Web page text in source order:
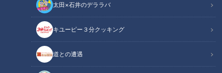
太田×石井のデララバ
キユーピー３分クッキング
道との遭遇
チャント！
OMATSURIちゃん